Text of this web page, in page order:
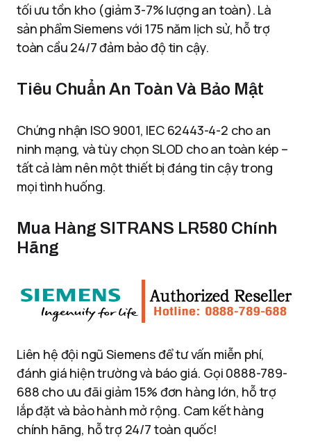
tối ưu tồn kho (giảm 3-7% lượng an toàn). Là
sản phẩm Siemens với 175 năm lịch sử, hỗ trợ
toàn cầu 24/7 đảm bảo độ tin cậy.
Tiêu Chuẩn An Toàn Và Bảo Mật
Chứng nhận ISO 9001, IEC 62443-4-2 cho an
ninh mạng, và tùy chọn SLOD cho an toàn kép –
tất cả làm nên một thiết bị đáng tin cậy trong
mọi tình huống.
Mua Hàng SITRANS LR580 Chính
Hãng
Liên hệ đội ngũ Siemens để tư vấn miễn phí,
đánh giá hiện trường và báo giá. Gọi 0888-789-
688 cho ưu đãi giảm 15% đơn hàng lớn, hỗ trợ
lắp đặt và bảo hành mở rộng. Cam kết hàng
chính hãng, hỗ trợ 24/7 toàn quốc!